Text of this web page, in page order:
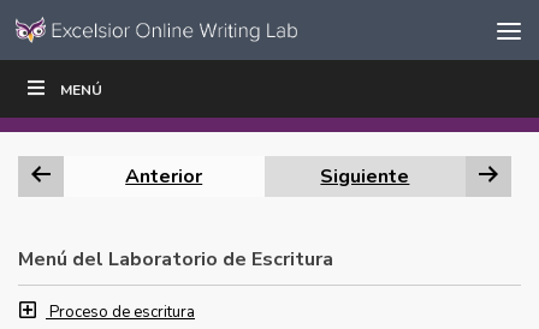
Ir al contenido
navegación
MENÚ
ESCRIBIR
Anterior Siguiente
Menú del Laboratorio de Escritura
Proceso de escritura